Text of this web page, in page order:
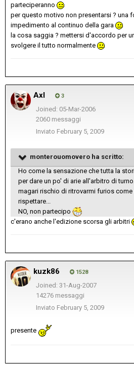
parteciperanno
per questo motivo non presentarsi ? una
impedimento al continuo della gara
la cosa saggia ? mettersi d'accordo per
svolgere il tutto normalmente
Axl 3
Joined: 05-Mar-2006
2060 messaggi
Inviato February 5, 2009
monterouomovero ha scritto:
Ho come la sensazione che tutta la
per dare un po' di arie all'arbitro di
magari rischio di ritrovarmi furios
rispettare...
NO, non partecipo
c'erano anche l'edizione scorsa gli arbitri
kuzk86 1528
Joined: 31-Aug-2007
14276 messaggi
Inviato February 5, 2009
presente